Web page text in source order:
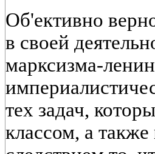
Об'ективно
в своей
марксизма-
тех задач,
классом, а